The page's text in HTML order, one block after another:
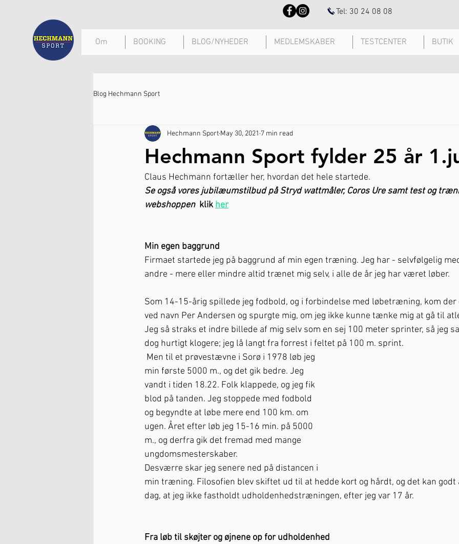
Tel: 30 24 08 08
Om BOOKING BLOG/NYHEDER MEDLEMSKABER TESTCENTER BUTIK
Blog Hechmann Sport
Hechmann Sport fylder 25 år
Hechmann Sport May 30, 2021 7 min read
Claus Hechmann fortæller her, hvordan det hele startede.
Se også vores jubilæumstilbud på Stryd wattmåler, Coros Ure samt test og
webshoppen klik her
Min egen baggrund
Firmaet startede jeg på baggrund af min egen træning. Jeg har - selvfølgelig
andre - mere eller mindre altid trænet mig selv, i alle de år jeg har været løber.
Som 14-15-årig spillede jeg fodbold, og i forbindelse med løbetræning, kom der
ved navn Per Andersen og spurgte mig, om jeg ikke kunne tænke mig at gå til
Jeg så straks et indre billede af mig selv som en sej 100 meter sprinter, så jeg
dog hurtigt klogere; jeg lå langt fra forrest i feltet på 100 m. sprint.
Men til et prøvestævne i Sorø i 1978 løb jeg
min første 5000 m., og det gik bedre. Jeg
vandt i tiden 18.22. Folk klappede, og jeg fik
blod på tanden. Jeg stoppede med fodbold
og begyndte at løbe mere end 100 km. om
ugen. Året efter løb jeg 15-16 min. på 5000
m., og derfra gik det fremad med mange
ungdomsmesterskaber.
Desværre skar jeg senere ned på distancen i
min træning. Filosofien blev skiftet ud til at hedde kort og hårdt, og det kan
dag, at jeg ikke fastholdt udholdenhedstræningen, efter jeg var 17 år.
Fra løb til skøjter og øjnene op for udholdenhed